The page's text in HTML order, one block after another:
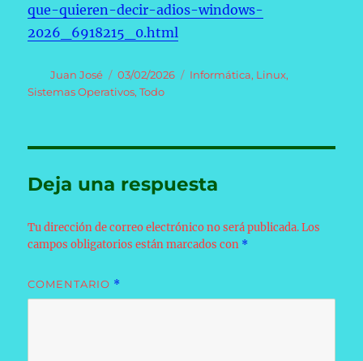
que-quieren-decir-adios-windows-
2026_6918215_0.html
Autor
Juan José
Publicado
el
03/02/2026 Categorías
Informática, Linux,
Sistemas Operativos,Todo
Deja una respuesta
Tu dirección de correo electrónico no será publicada. Los
campos obligatorios están marcados con *
COMENTARIO *